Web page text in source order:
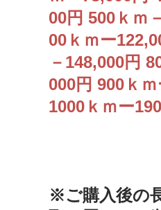
00円 500ｋｍ
00ｋｍー
－148,000円
000円 900ｋ
1000ｋｍー
※ご購入後の